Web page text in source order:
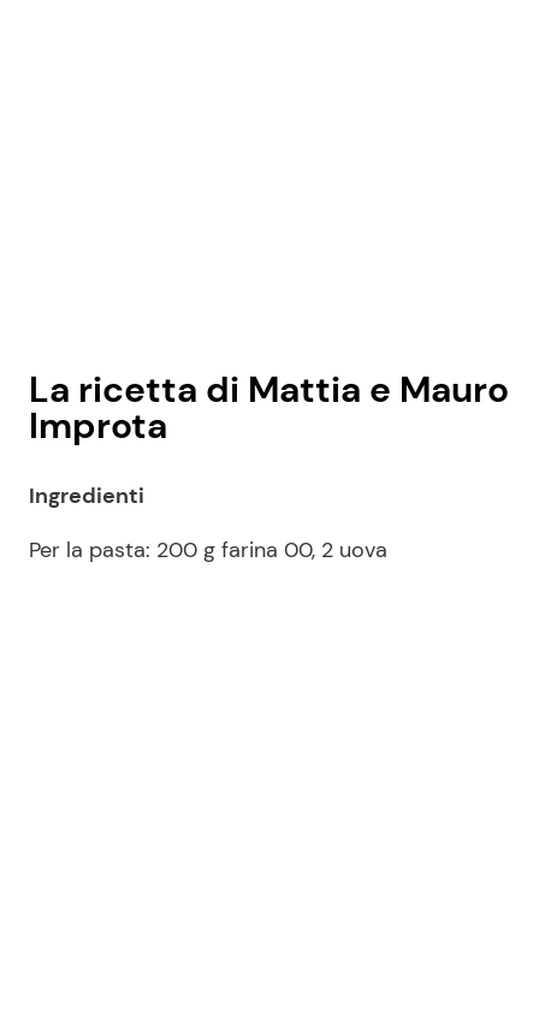
La ricetta di Mattia e Mauro
Improta
Ingredienti
Per la pasta: 200 g farina 00, 2 uova